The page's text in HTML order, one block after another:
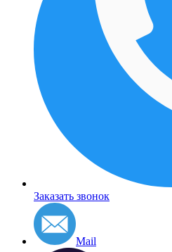
Заказать звонок
Mail